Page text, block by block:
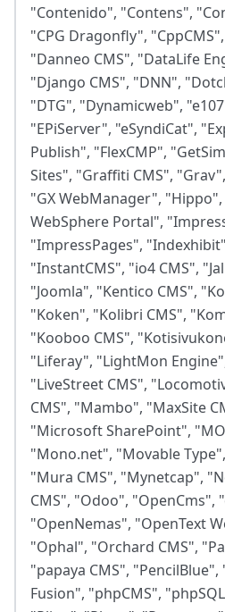
"Contenido", "Contens",
"CPG Dragonfly",
"Danneo CMS", "DataLife
"Django CMS", "DNN",
"DTG", "Dynamicweb",
"EPiServer", "eSyndiCat",
Publish", "FlexCMP",
Sites", "Graffiti CMS",
"GX WebManager",
WebSphere Portal",
"ImpressPages",
"InstantCMS", "io4 CMS",
"Joomla", "Kentico CMS",
"Koken", "Kolibri CMS",
"Kooboo CMS",
"Liferay", "LightMon
"LiveStreet CMS",
CMS", "Mambo", "MaxSite
"Microsoft SharePoint",
"Mono.net", "Movable
"Mura CMS", "Mynetcap",
CMS", "Odoo", "OpenCms",
"OpenNemas", "OpenText
"Ophal", "Orchard CMS",
"papaya CMS",
Fusion", "phpCMS",